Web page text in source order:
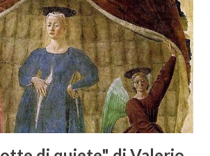
della regione in Austria, un
di crescita è ancora molto alto,
nella creazione di contatti
operatori locali. Gli organizzatori
Bauer, austriaco ed esperto di vini e
di lingua tedes...